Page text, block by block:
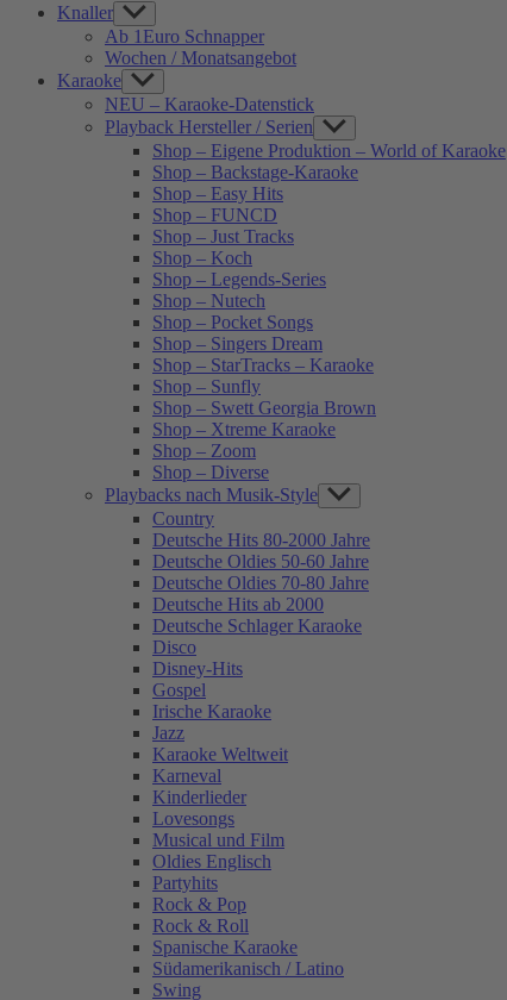
Knaller Show
sub
menu
Ab 1Euro Schnapper
Wochen / Monatsangebot
Karaoke Show
sub
menu
NEU – Karaoke-Datenstick
Playback Hersteller / Serien Show
sub
menu
Shop – Eigene Produktion – World of Karaoke
Shop – Backstage-Karaoke
Shop – Easy Hits
Shop – FUNCD
Shop – Just Tracks
Shop – Koch
Shop – Legends-Series
Shop – Nutech
Shop – Pocket Songs
Shop – Singers Dream
Shop – StarTracks – Karaoke
Shop – Sunfly
Shop – Swett Georgia Brown
Shop – Xtreme Karaoke
Shop – Zoom
Shop – Diverse
Playbacks nach Musik-Style Show
sub
menu
Country
Deutsche Hits 80-2000 Jahre
Deutsche Oldies 50-60 Jahre
Deutsche Oldies 70-80 Jahre
Deutsche Hits ab 2000
Deutsche Schlager Karaoke
Disco
Disney-Hits
Gospel
Irische Karaoke
Jazz
Karaoke Weltweit
Karneval
Kinderlieder
Lovesongs
Musical und Film
Oldies Englisch
Partyhits
Rock & Pop
Rock & Roll
Spanische Karaoke
Südamerikanisch / Latino
Swing